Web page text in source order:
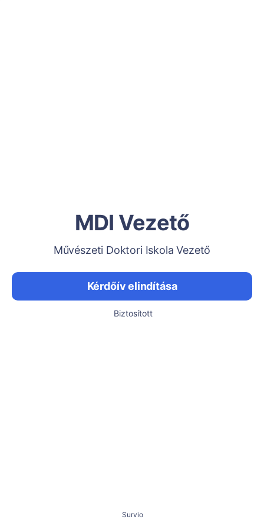
MDI Vezető
Művészeti Doktori Iskola Vezető
Kérdőív elindítása
Biztosított
Survio